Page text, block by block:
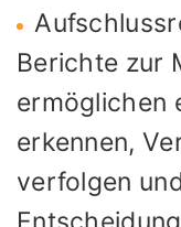
Berichte zur
ermöglichen
erkennen,
verfolgen